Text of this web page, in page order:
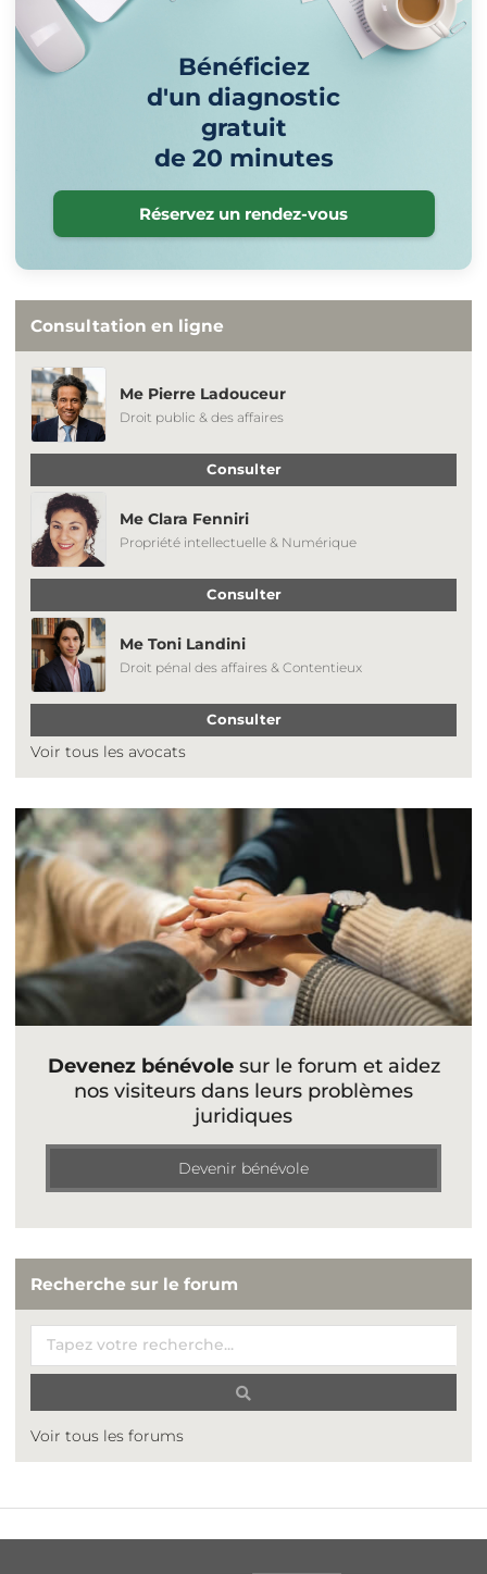
Bénéficiez
d'un diagnostic
gratuit
de 20 minutes
Réservez un rendez-vous
Consultation en ligne
Me Pierre Ladouceur
Droit public & des affaires
Consulter
Me Clara Fenniri
Propriété intellectuelle & Numérique
Consulter
Me Toni Landini
Droit pénal des affaires & Contentieux
Consulter
Voir tous les avocats
Devenez bénévolesur le forum et aidez
nos visiteurs dans leurs problèmes
juridiques
Devenir bénévole
Recherche sur le forum
Voir tous les forums